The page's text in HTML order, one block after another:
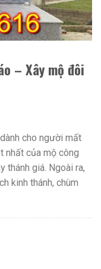
– Xây mộ đôi
cho người mất
nhất của mộ công
thánh giá. Ngoài ra,
kinh thánh, chùm